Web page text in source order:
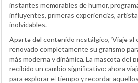
instantes memorables de humor,
influyentes, primeras experiencias,
inolvidables.
Aparte del contenido nostálgico, ‘Viaje al
renovado completamente su grafismo
más moderna y dinámica. La mascota del
recibido un cambio significativo: ahora
para explorar el tiempo y recordar